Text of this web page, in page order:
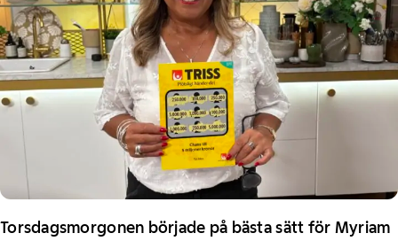
Torsdagsmorgonen började på bästa sätt för Myriam